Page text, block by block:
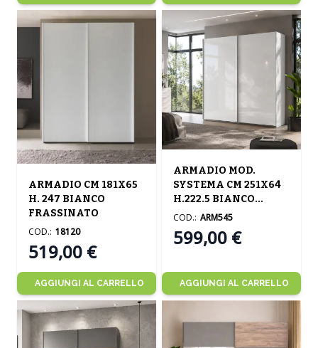
ARMADIO CM 181X65
H. 247 BIANCO
FRASSINATO
519,00 €
COD.: 18120
AGGIUNGI AL CARRELLO
ARMADIO MOD.
SYSTEMA CM 251X64
H.222.5 BIANCO
LUCIDO
599,00 €
COD.: ARM545
AGGIUNGI AL CARRELLO